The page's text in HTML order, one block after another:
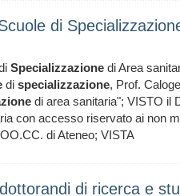
di
Specializzazione di Area
di specializzazione, Prof.
di area sanitaria"; VISTO il
con accesso riservato ai non
di Ateneo; VISTA
di ricerca e